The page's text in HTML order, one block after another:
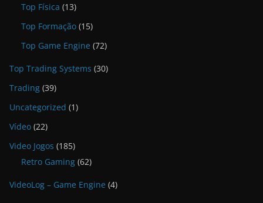
Top Física (13)
Top Formação (15)
Top Game Engine (72)
Top Trading Systems (30)
Trading (39)
Uncategorized (1)
Vídeo (22)
Video Jogos (185)
Retro Gaming (62)
VideoLog – Game Engine (4)